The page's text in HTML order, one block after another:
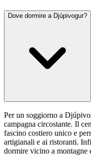
Dove dormire a Djúpivogur?
Per un soggiorno a
campagna circostante. Il
fascino costiero unico e
artigianali e ai ristoranti.
dormire vicino a montagne